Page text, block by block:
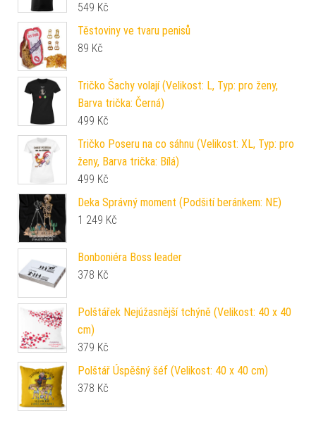
549 Kč
Těstoviny ve tvaru penisů
89 Kč
Tričko Šachy volají (Velikost: L, Typ: pro ženy,
Barva trička: Černá)
499 Kč
Tričko Poseru na co sáhnu (Velikost: XL, Typ: pro
ženy, Barva trička: Bílá)
499 Kč
Deka Správný moment (Podšití beránkem: NE)
1 249 Kč
Bonboniéra Boss leader
378 Kč
Polštářek Nejúžasnější tchýně (Velikost: 40 x 40
cm)
379 Kč
Polštář Úspěšný šéf (Velikost: 40 x 40 cm)
378 Kč